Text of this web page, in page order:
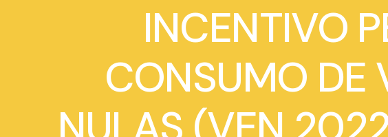
Recrutamento
INCENTIVO
CONSUMO DE